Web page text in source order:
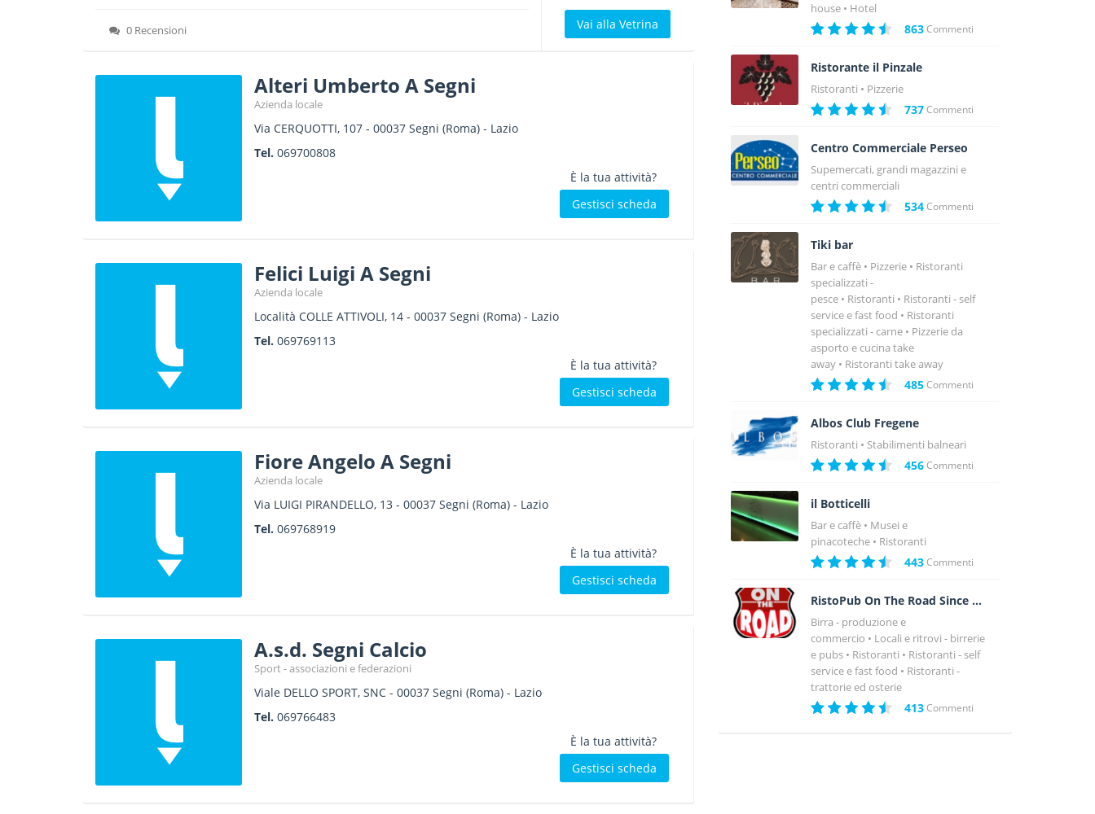
0 Recensioni Vai alla Vetrina
Alteri Umberto A Segni
Azienda locale
Via CERQUOTTI, 107- 00037 Segni (Roma) - Lazio
Tel. 069700808
È la tua attività?
Gestisci scheda
Felici Luigi A Segni
Azienda locale
Località COLLE ATTIVOLI, 14- 00037 Segni (Roma) - Lazio
Tel. 069769113
È la tua attività?
Gestisci scheda
Fiore Angelo A Segni
Azienda locale
Via LUIGI PIRANDELLO, 13- 00037 Segni (Roma) - Lazio
Tel. 069768919
È la tua attività?
Gestisci scheda
A.s.d. Segni Calcio
Sport - associazioni e federazioni
Viale DELLO SPORT, SNC- 00037 Segni (Roma) - Lazio
Tel. 069766483
È la tua attività?
Gestisci scheda
house
Hotel
863Commenti
Ristorante il Pinzale
Ristoranti Pizzerie
737Commenti
Centro Commerciale Perseo
Supemercati, grandi magazzini e
centri commerciali
534Commenti
Tiki bar
Bar e caffè Pizzerie
Ristoranti
specializzati -
pesce
Ristoranti
Ristoranti - self
service e fast food
Ristoranti
specializzati - carne
Pizzerie da
asporto e cucina take
away
Ristoranti take away
485Commenti
Albos Club Fregene
Ristoranti Stabilimenti balneari
456Commenti
il Botticelli
Bar e caffè
Musei e
pinacoteche
Ristoranti
443Commenti
RistoPub On The Road Since 1980
Birra - produzione e
commercio
Locali e ritrovi - birrerie
e pubs
Ristoranti
Ristoranti - self
service e fast food
Ristoranti -
trattorie ed osterie
413Commenti